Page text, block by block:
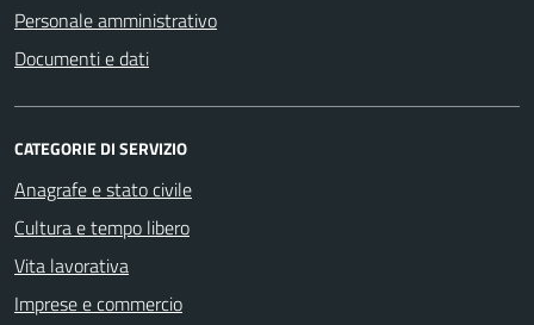
Personale amministrativo
Documenti e dati
CATEGORIE DI SERVIZIO
Anagrafe e stato civile
Cultura e tempo libero
Vita lavorativa
Imprese e commercio